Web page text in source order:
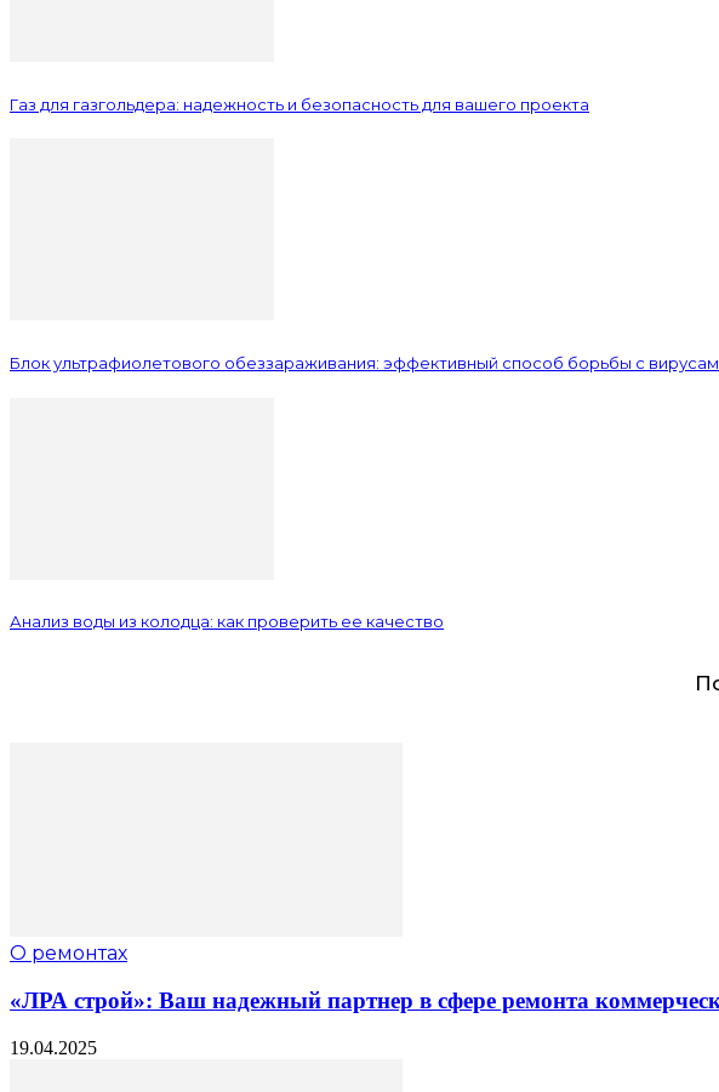
Газ для газгольдера: надежность и безопасность для вашего проекта
Блок ультрафиолетового обеззараживания: эффективный способ борьбы с
Анализ воды из колодца: как проверить ее качество
О ремонтах
«ЛРА строй»: Ваш надежный партнер в сфере ремонта
19.04.2025